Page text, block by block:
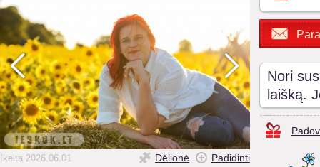
Įkelta 2026.06.01 Dėlionė Padidinti
Nori
laišką.